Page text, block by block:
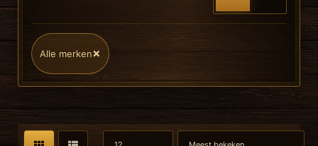
Alle merken×